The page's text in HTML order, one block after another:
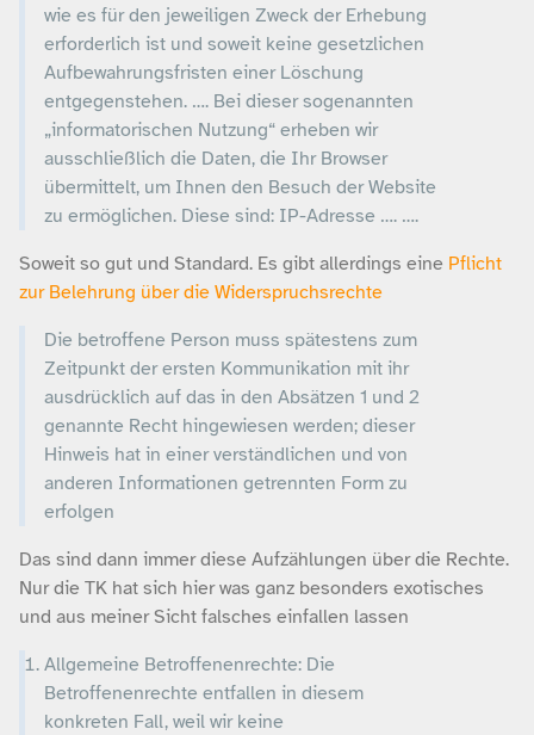
wie es für den jeweiligen Zweck der Erhebung
erforderlich ist und soweit keine gesetzlichen
Aufbewahrungsfristen einer Löschung
entgegenstehen. …. Bei dieser sogenannten
„informatorischen Nutzung“ erheben wir
ausschließlich die Daten, die Ihr Browser
übermittelt, um Ihnen den Besuch der Website
zu ermöglichen. Diese sind: IP-Adresse …. ….
Soweit so gut und Standard. Es gibt allerdings eine Pflicht
zur Belehrung über die Widerspruchsrechte
Die betroffene Person muss spätestens zum
Zeitpunkt der ersten Kommunikation mit ihr
ausdrücklich auf das in den Absätzen 1 und 2
genannte Recht hingewiesen werden; dieser
Hinweis hat in einer verständlichen und von
anderen Informationen getrennten Form zu
erfolgen
Das sind dann immer diese Aufzählungen über die Rechte.
Nur die TK hat sich hier was ganz besonders exotisches
und aus meiner Sicht falsches einfallen lassen
Allgemeine Betroffenenrechte: Die
Betroffenenrechte entfallen in diesem
konkreten Fall, weil wir keine